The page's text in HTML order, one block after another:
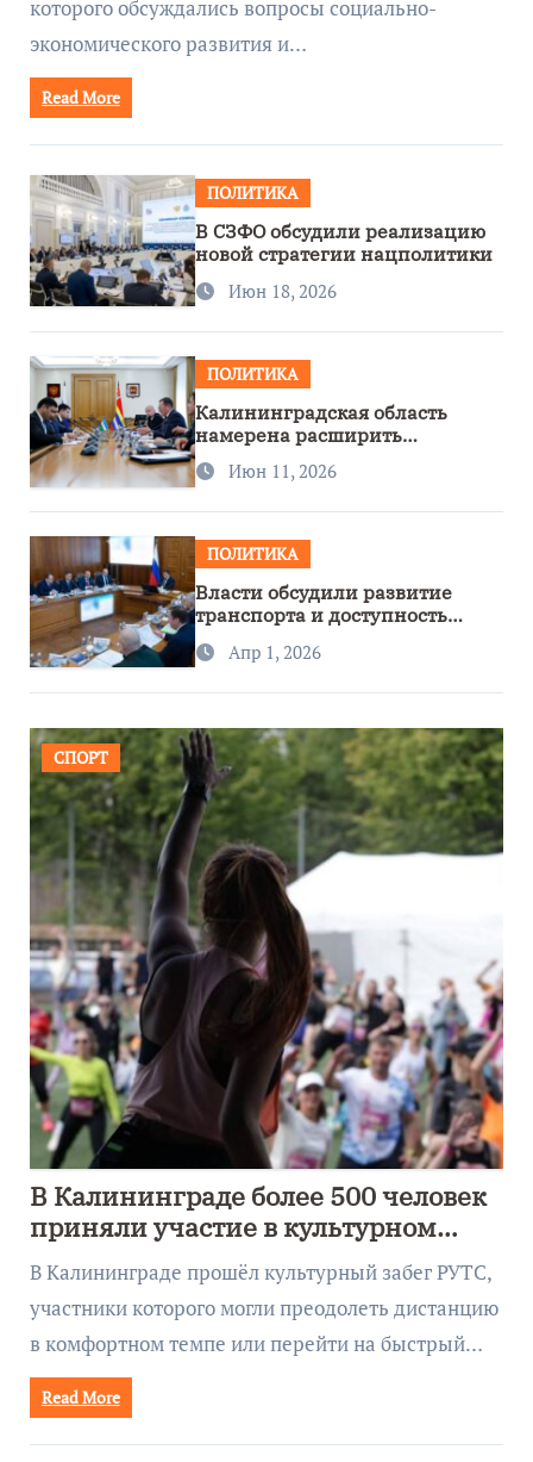
которого обсуждались вопросы социально-
экономического развития и…
Read More
ПОЛИТИКА
В СЗФО обсудили реализацию
новой стратегии нацполитики
Июн 18, 2026
ПОЛИТИКА
Калининградская область
намерена расширить
сотрудничество с Узбекистаном
Июн 11, 2026
ПОЛИТИКА
Власти обсудили развитие
транспорта и доступность
региона
Апр 1, 2026
СПОРТ
В Калининграде более 500 человек
приняли участие в культурном
забеге
В Калининграде прошёл культурный забег РУТС,
участники которого могли преодолеть дистанцию
в комфортном темпе или перейти на быстрый…
Read More